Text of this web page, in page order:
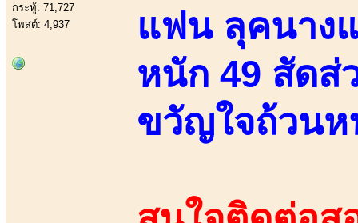
กระทู้: 71,727
โพสต์: 4,937
แฟน ลุคนาง
หนัก 49 สัดส่
ขวัญใจถ้วนห